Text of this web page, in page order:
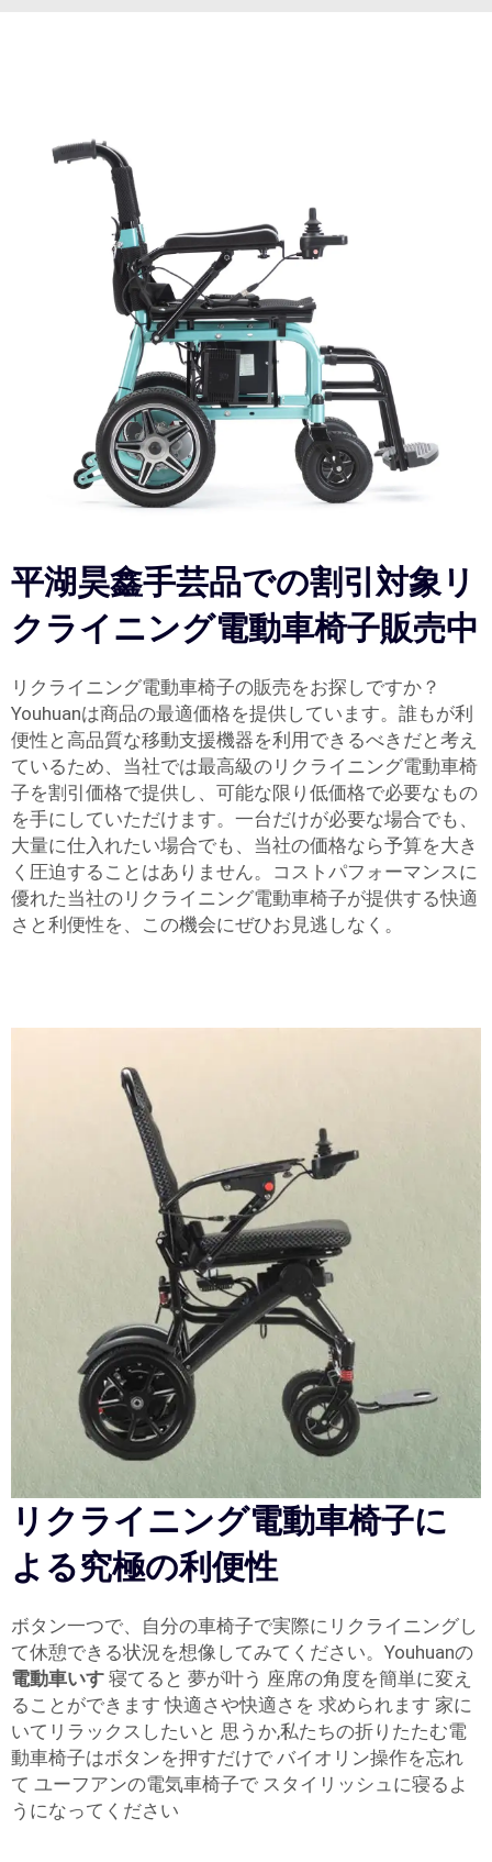
平湖昊鑫手芸品での割引対象リ
クライニング電動車椅子販売中
リクライニング電動車椅子の販売をお探しですか？
Youhuanは商品の最適価格を提供しています。誰もが利
便性と高品質な移動支援機器を利用できるべきだと考え
ているため、当社では最高級のリクライニング電動車椅
子を割引価格で提供し、可能な限り低価格で必要なもの
を手にしていただけます。一台だけが必要な場合でも、
大量に仕入れたい場合でも、当社の価格なら予算を大き
く圧迫することはありません。コストパフォーマンスに
優れた当社のリクライニング電動車椅子が提供する快適
さと利便性を、この機会にぜひお見逃しなく。
リクライニング電動車椅子に
よる究極の利便性
ボタン一つで、自分の車椅子で実際にリクライニングし
て休憩できる状況を想像してみてください。Youhuanの
電動車いす 寝てると 夢が叶う 座席の角度を簡単に変え
ることができます 快適さや快適さを 求められます 家に
いてリラックスしたいと 思うか,私たちの折りたたむ電
動車椅子はボタンを押すだけで バイオリン操作を忘れ
て ユーフアンの電気車椅子で スタイリッシュに寝るよ
うになってください